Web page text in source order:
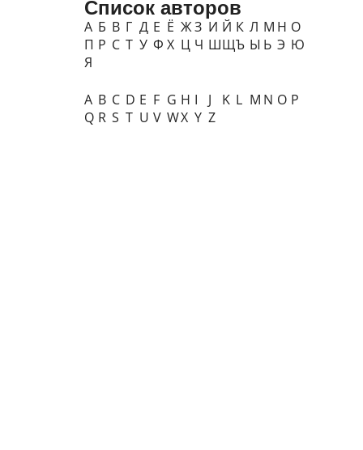
Список авторов
А Б В Г Д Е Ё ЖЗ И Й К Л М Н О
П Р С Т У Ф Х Ц Ч ШЩЪ Ы Ь Э Ю
Я
A B C D E F G H I J K L M N O P
Q R S T U V WX Y Z